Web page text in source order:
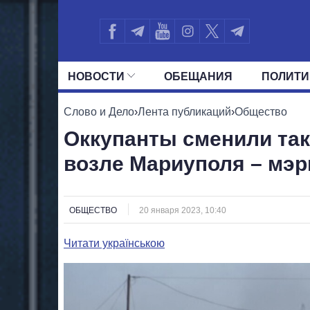
НОВОСТИ ОБЕЩАНИЯ
ВСЕ ПОЛИТИКИ ПРЕЗИДЕНТ И
Слово и Дело›Лента публикаций›Общество
Оккупанты сменили
возле Мариуполя –
ОБЩЕСТВО 20 января 2023, 10:40
Читати українською